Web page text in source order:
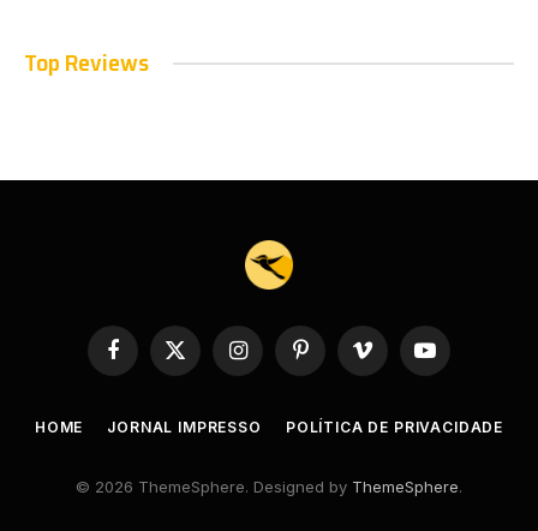
Top Reviews
Facebook
X
(Twitter)
InstagramPinterestVimeo YouTube
HOME JORNAL IMPRESSO POLÍTICA DE PRIVACIDADE
© 2026 ThemeSphere. Designed by ThemeSphere.